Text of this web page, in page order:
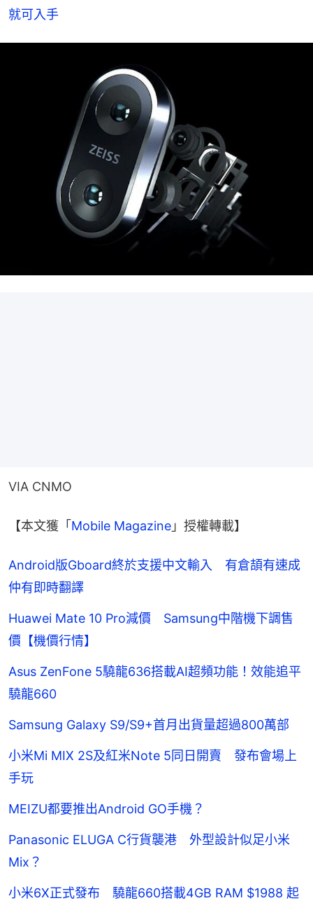
就可入手
VIA CNMO
【本文獲「 Mobile Magazine 」授權轉載】
Android版Gboard終於支援中文輸入 有倉頡有速成
仲有即時翻譯
Huawei Mate 10 Pro減價 Samsung中階機下調售
價【機價行情】
Asus ZenFone 5驍龍636搭載AI超頻功能！效能追平
驍龍660
Samsung Galaxy S9/S9+首月出貨量超過800萬部
小米Mi MIX 2S及紅米Note 5同日開賣 發布會場上
手玩
MEIZU都要推出Android GO手機？
Panasonic ELUGA C行貨襲港 外型設計似足小米
Mix？
小米6X正式發布 驍龍660搭載4GB RAM $1988 起